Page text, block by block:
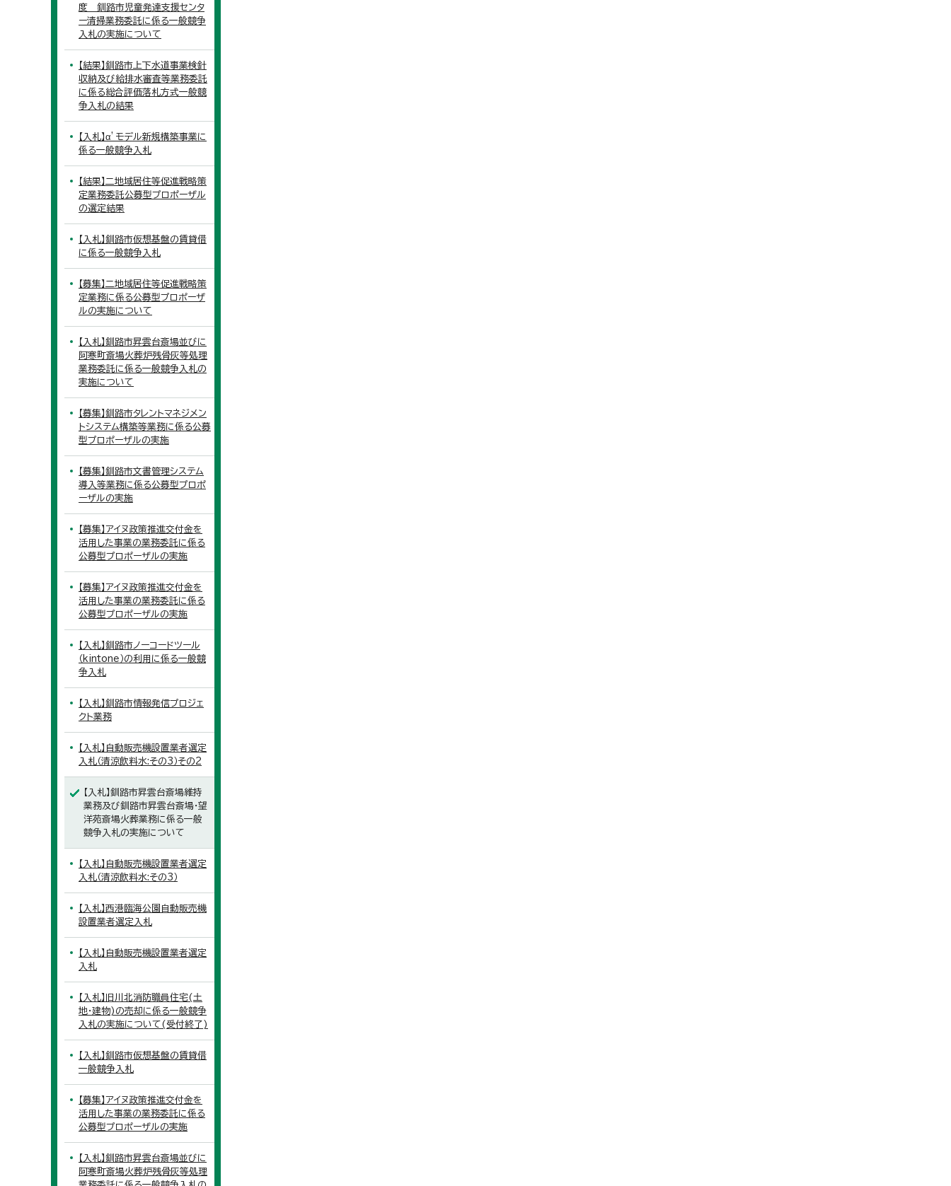
度 釧路市児童発達支援センタ
ー清掃業務委託に係る一般競争
入札の実施について
【結果】釧路市上下水道事業検針
収納及び給排水審査等業務委託
に係る総合評価落札方式一般競
争入札の結果
【入札】α’モデル新規構築事業に
係る一般競争入札
【結果】二地域居住等促進戦略策
定業務委託公募型プロポーザル
の選定結果
【入札】釧路市仮想基盤の賃貸借
に係る一般競争入札
【募集】二地域居住等促進戦略策
定業務に係る公募型プロポーザ
ルの実施について
【入札】釧路市昇雲台斎場並びに
阿寒町斎場火葬炉残骨灰等処理
業務委託に係る一般競争入札の
実施について
【募集】釧路市タレントマネジメン
トシステム構築等業務に係る公募
型プロポーザルの実施
【募集】釧路市文書管理システム
導入等業務に係る公募型プロポ
ーザルの実施
【募集】アイヌ政策推進交付金を
活用した事業の業務委託に係る
公募型プロポーザルの実施
【募集】アイヌ政策推進交付金を
活用した事業の業務委託に係る
公募型プロポーザルの実施
【入札】釧路市ノーコードツール
（kintone）の利用に係る一般競
争入札
【入札】釧路市情報発信プロジェ
クト業務
【入札】自動販売機設置業者選定
入札（清涼飲料水:その3）その2
【入札】釧路市昇雲台斎場維持
業務及び釧路市昇雲台斎場・望
洋苑斎場火葬業務に係る一般
競争入札の実施について
【入札】自動販売機設置業者選定
入札（清涼飲料水:その3）
【入札】西港臨海公園自動販売機
設置業者選定入札
【入札】自動販売機設置業者選定
入札
【入札】旧川北消防職員住宅(土
地・建物)の売却に係る一般競争
入札の実施について(受付終了)
【入札】釧路市仮想基盤の賃貸借
一般競争入札
【募集】アイヌ政策推進交付金を
活用した事業の業務委託に係る
公募型プロポーザルの実施
【入札】釧路市昇雲台斎場並びに
阿寒町斎場火葬炉残骨灰等処理